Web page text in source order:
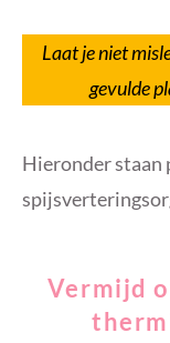
Laat je niet
gevulde
Hieronder staan
Vermijd